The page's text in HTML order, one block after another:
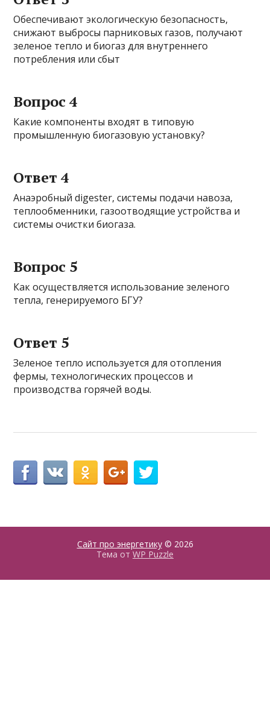
Обеспечивают экологическую безопасность,
снижают выбросы парниковых газов, получают
зеленое тепло и биогаз для внутреннего
потребления или сбыт
Вопрос 4
Какие компоненты входят в типовую
промышленную биогазовую установку?
Ответ 4
Анаэробный digester, системы подачи навоза,
теплообменники, газоотводящие устройства и
системы очистки биогаза.
Вопрос 5
Как осуществляется использование зеленого
тепла, генерируемого БГУ?
Ответ 5
Зеленое тепло используется для отопления
фермы, технологических процессов и
производства горячей воды.
Сайт про энергетику© 2026
Тема от WP Puzzle